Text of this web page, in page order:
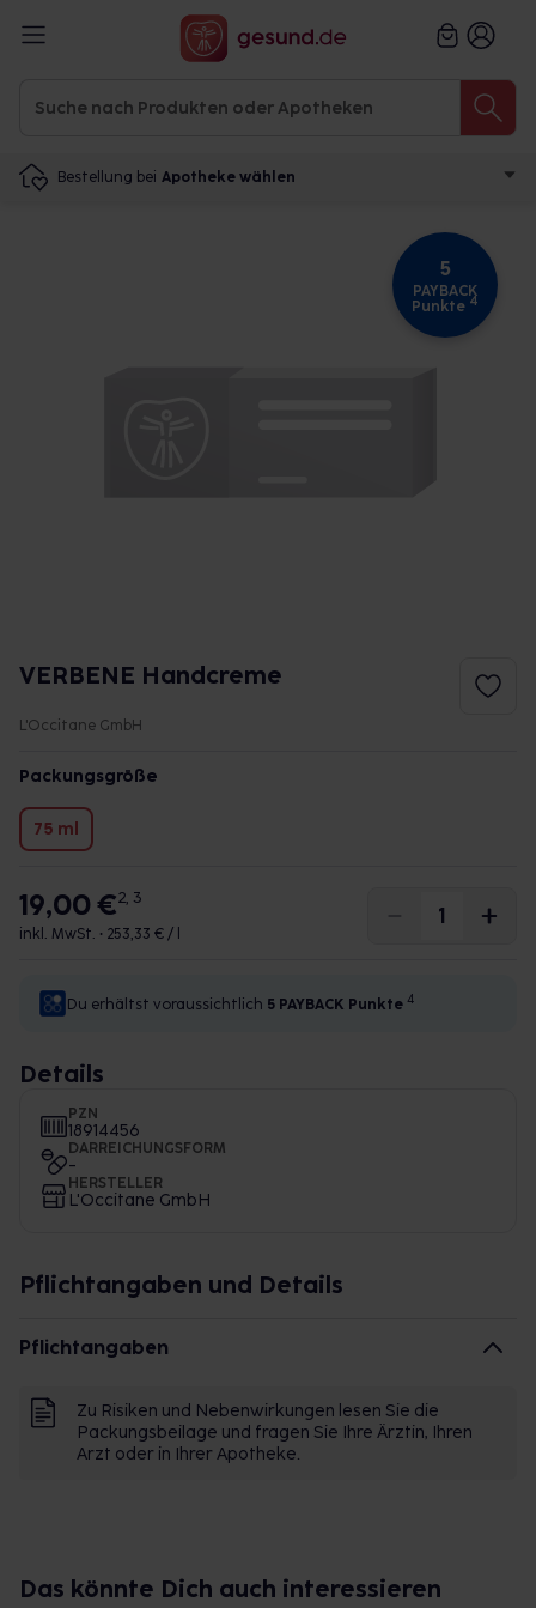
Bestellung bei Apotheke wählen
5
PAYBACK
Punkte 4
VERBENE Handcreme
L'Occitane GmbH
Packungsgröße
75 ml
19,00 €2, 3
inkl. MwSt. • 253,33 € / l
Du erhältst voraussichtlich 5 PAYBACK Punkte 4
Details
PZN
18914456
DARREICHUNGSFORM
-
HERSTELLER
L'Occitane GmbH
Pflichtangaben und Details
Pflichtangaben
Zu Risiken und Nebenwirkungen lesen Sie die
Packungsbeilage und fragen Sie Ihre Ärztin, Ihren
Arzt oder in Ihrer Apotheke.
Das könnte Dich auch interessieren